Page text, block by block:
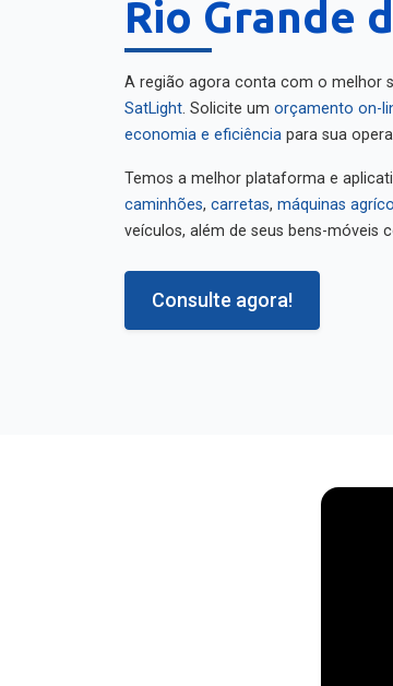
A região agora conta com o melhor
SatLight . Solicite um orçamento on-
economia e eficiência
para sua
Temos a melhor plataforma e
caminhões
carretas máquinas
veículos, além de seus bens-móveis
Consulte agora!